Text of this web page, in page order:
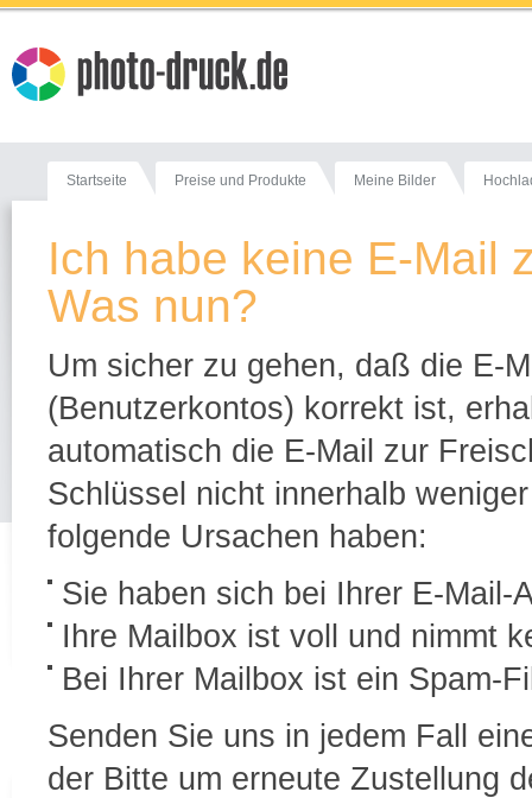
Startseite Preise und Produkte Meine Bilder
Ich habe keine E-Mail
Was nun?
Um sicher zu gehen, daß die E-
(Benutzerkontos) korrekt ist,
automatisch die E-Mail zur
Schlüssel nicht innerhalb
folgende Ursachen haben:
Sie haben sich bei Ihrer E-Mail-
Ihre Mailbox ist voll und nimmt
Bei Ihrer Mailbox ist ein Spam-
Senden Sie uns in jedem Fall
der Bitte um erneute Zustellung